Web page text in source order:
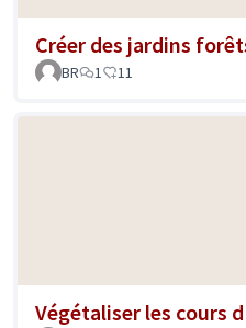
Créer des jardins
BR
1 11
Végétaliser les cours